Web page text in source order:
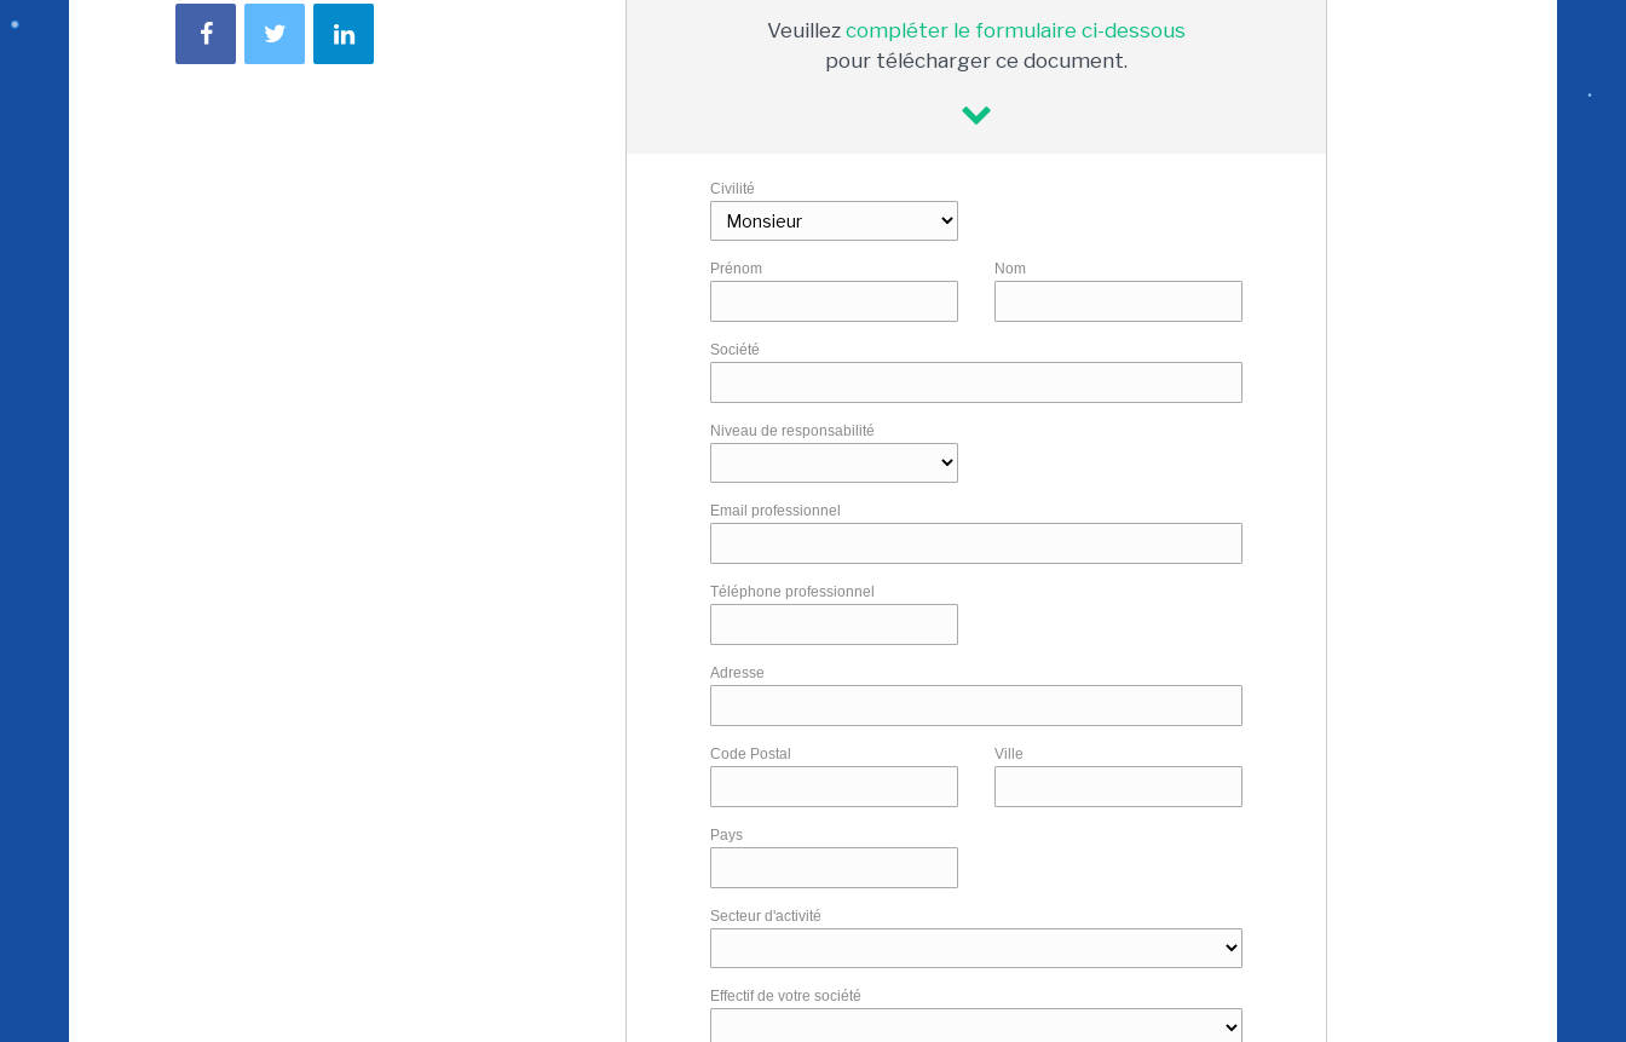
Veuillez compléter le formulaire ci-dessous
pour télécharger ce document.
Civilité
Prénom Nom
Société
Niveau de responsabilité
Email professionnel
Téléphone professionnel
Adresse
Code Postal Ville
Pays
Secteur d'activité
Effectif de votre société